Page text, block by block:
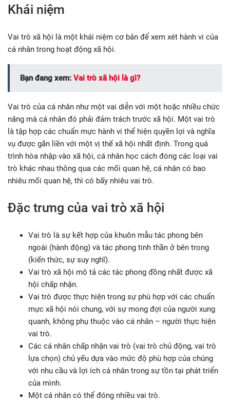
Khái niệm
Vai trò xã hội là một khái niệm cơ bản để xem xét hành vi của
cá nhân trong hoạt động xã hội.
Bạn đang xem: Vai trò xã hội là gì?
Vai trò của cá nhân như một vai diễn với một hoặc nhiều chức
năng mà cá nhân đó phải đảm trách trước xã hội. Một vai trò
là tập hợp các chuẩn mực hành vi thể hiện quyền lợi và nghĩa
vụ được gắn liền với một vị thế xã hội nhất định. Trong quá
trình hòa nhập vào xã hội, cá nhân học cách đóng các loại vai
trò khác nhau thông qua các mối quan hệ, cá nhân có bao
nhiêu mối quan hệ, thì có bấy nhiêu vai trò.
Đặc trưng của vai trò xã hội
Vai trò là sự kết hợp của khuôn mẫu tác phong bên
ngoài (hành động) và tác phong tinh thần ở bên trong
(kiến thức, sự suy nghĩ).
Vai trò xã hội mô tả các tác phong đồng nhất được xã
hội chấp nhận.
Vai trò được thực hiện trong sự phù hợp với các chuẩn
mực xã hội nói chung, với sự mong đợi của người xung
quanh, không phụ thuộc vào cá nhân – người thực hiện
vai trò.
Các cá nhân chấp nhận vai trò (vai trò chủ động, vai trò
lựa chọn) chủ yếu dựa vào mức độ phù hợp của chúng
với nhu cầu và lợi ích cá nhân trong sự tồn tại phát triển
của mình.
Một cá nhân có thể đóng nhiều vai trò.